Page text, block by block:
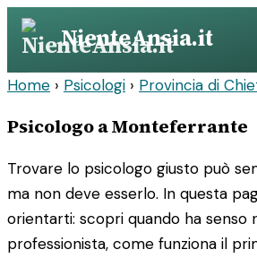
Vai
contenuto
NienteAnsia.it
Home › Psicologi › Provincia di
Psicologo a Monteferrante
Trovare lo psicologo giusto può
ma non deve esserlo. In questa
orientarti: scopri quando ha senso
professionista, come funziona il